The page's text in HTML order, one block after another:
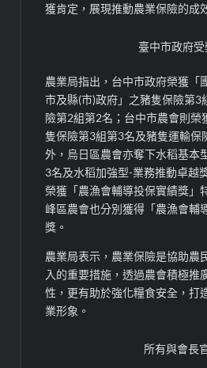
獲肯定，展現推動農業保險的成
臺中市政府受
農業局指出，台中市政府榮獲「
市及縣(市)政府」之豬隻保險第3
險第2組第2名；台中市農會則榮
隻保險第3組第3名及豬隻運輸保
外，烏日區農會亦奪下水稻基本
3名及水稻加強型-業務推動卓越
榮獲「農漁會輔導投保實績獎」
峰區農會也分別獲得「農漁會輔
獎。
農業局表示，農業保險是協助農
入的重要措施，透過農會積極推
性，更有助於強化糧食安全，打
業形象。
所有與會長